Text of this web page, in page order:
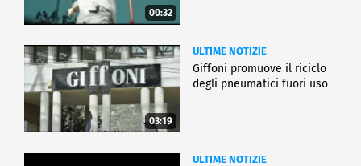
00:32
03:19
ULTIME NOTIZIE
Giffoni promuove il riciclo
degli pneumatici fuori uso
ULTIME NOTIZIE